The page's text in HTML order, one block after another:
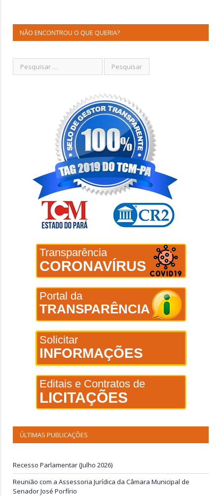
NÃO ENCONTROU O QUE QUERIA?
Transparência
CORONAVÍRUS
Portal da
TRANSPARÊNCIA
Solicitar
INFORMAÇÕES
Editais e Contratos de
LICITAÇÕES
ÚLTIMAS PUBLICAÇÕES
Recesso Parlamentar (Julho 2026)
Reunião com a Assessoria Jurídica da Câmara Municipal de
Senador José Porfírio